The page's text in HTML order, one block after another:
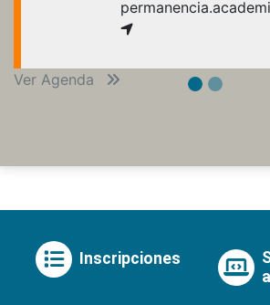
Ver Agenda
Inscripciones